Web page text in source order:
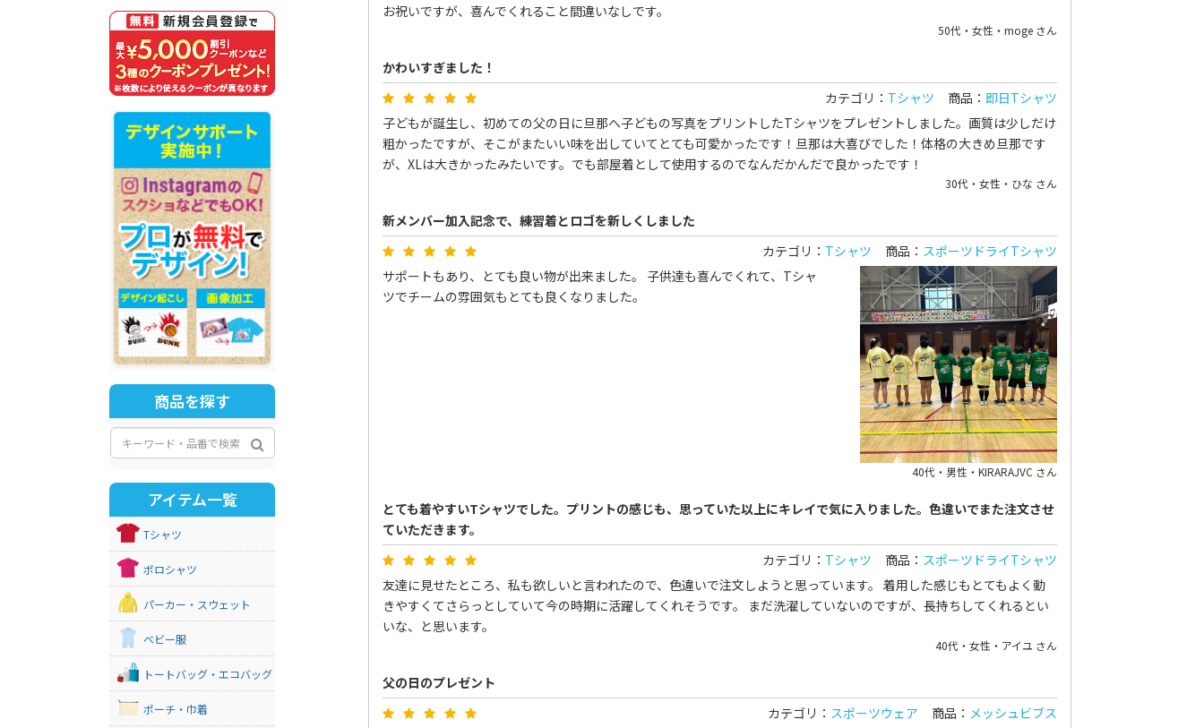
お祝いですが、喜んでくれること間違いなしです。
50代・女性・moge さん
かわいすぎました！
カテゴリ： Tシャツ 商品： 即日Tシャツ
子どもが誕生し、初めての父の日に旦那へ子どもの写真をプリントしたTシャツをプレゼントしました。画質は少しだけ
粗かったですが、そこがまたいい味を出していてとても可愛かったです！旦那は大喜びでした！体格の大きめ旦那です
が、XLは大きかったみたいです。でも部屋着として使用するのでなんだかんだで良かったです！
30代・女性・ひな さん
新メンバー加入記念で、練習着とロゴを新しくしました
カテゴリ： Tシャツ 商品： スポーツドライTシャツ
サポートもあり、とても良い物が出来ました。 子供達も喜んでくれて、Tシャ
ツでチームの雰囲気もとても良くなりました。
40代・男性・KIRARAJVC さん
とても着やすいTシャツでした。プリントの感じも、思っていた以上にキレイで気に入りました。色違いでまた注文させ
ていただきます。
カテゴリ： Tシャツ 商品： スポーツドライTシャツ
友達に見せたところ、私も欲しいと言われたので、色違いで注文しようと思っています。 着用した感じもとてもよく動
きやすくてさらっとしていて今の時期に活躍してくれそうです。 まだ洗濯していないのですが、長持ちしてくれるとい
いな、と思います。
40代・女性・アイユ さん
父の日のプレゼント
カテゴリ： スポーツウェア 商品： メッシュビブス
商品を探す
アイテム一覧
Tシャツ
ポロシャツ
パーカー・スウェット
ベビー服
トートバッグ・エコバッグ
ポーチ・巾着